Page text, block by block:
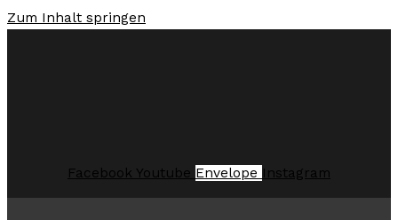
Zum Inhalt springen
Facebook Youtube Envelope Instagram